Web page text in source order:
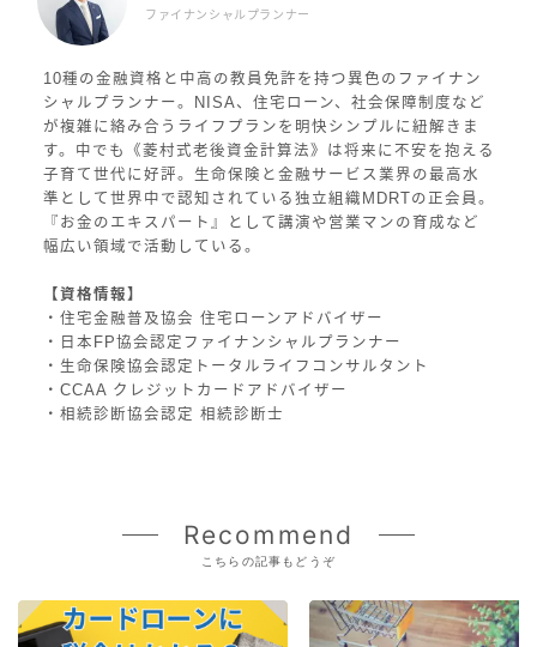
ファイナンシャルプランナー
10種の金融資格と中高の教員免許を持つ異色のファイナン
シャルプランナー。NISA、住宅ローン、社会保障制度など
が複雑に絡み合うライフプランを明快シンプルに紐解きま
す。中でも《菱村式老後資金計算法》は将来に不安を抱える
子育て世代に好評。生命保険と金融サービス業界の最高水
準として世界中で認知されている独立組織MDRTの正会員。
『お金のエキスパート』として講演や営業マンの育成など
幅広い領域で活動している。
【資格情報】
・住宅金融普及協会 住宅ローンアドバイザー
・日本FP協会認定ファイナンシャルプランナー
・生命保険協会認定トータルライフコンサルタント
・CCAA クレジットカードアドバイザー
・相続診断協会認定 相続診断士
Recommend
こちらの記事もどうぞ